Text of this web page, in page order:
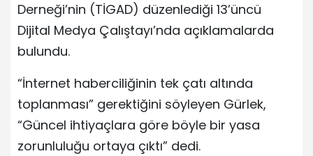
Derneği’nin (TİGAD) düzenlediği 13’üncü
Dijital Medya Çalıştayı’nda açıklamalarda
bulundu.
“İnternet haberciliğinin tek çatı altında
toplanması” gerektiğini söyleyen Gürlek,
“Güncel ihtiyaçlara göre böyle bir yasa
zorunluluğu ortaya çıktı” dedi.